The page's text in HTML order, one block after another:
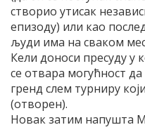
створио утисак
епизоду) или као
људи има на сваком
Кели доноси пресуду у
се отвара могућност
гренд слем турниру
(отворен).
Новак затим напушта